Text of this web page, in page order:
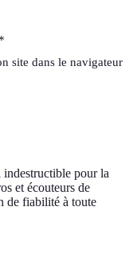
*
site dans le navigateur
indestructible pour la
et écouteurs de
de fiabilité à toute